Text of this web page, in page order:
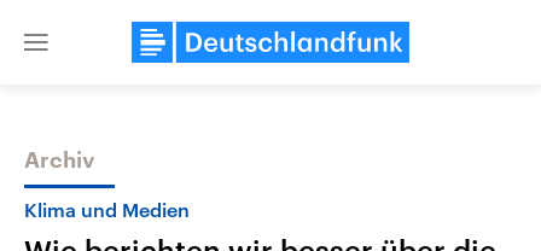
Close
Themen
Archiv
Klima und Medien